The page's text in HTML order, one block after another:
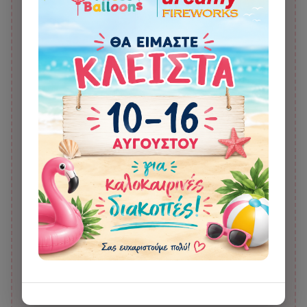
Μπαλόνι Foil 24" Ελέφαντας
Ροζ (Κεφάλι)
5,00 €
10,00 €
Μπαλόνι Foil 24" Νυχτερίδα
5,00 €
10,00 €
Μπαλόνι Foil 34" Δελφίνι
Προσαρμοσμένο Κουτί